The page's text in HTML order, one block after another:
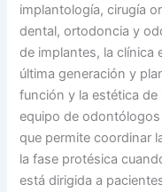
implantología, cirugía
dental, ortodoncia y
de implantes, la clínica
última generación y
función y la estética
equipo de
que permite coordinar
la fase protésica
está dirigida a